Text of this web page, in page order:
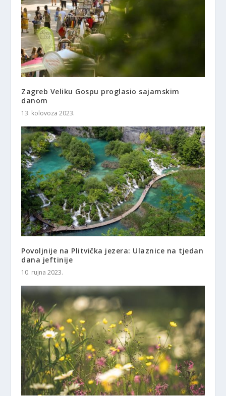
Zagreb Veliku Gospu proglasio sajamskim
danom
13. kolovoza 2023.
Povoljnije na Plitvička jezera: Ulaznice na tjedan
dana jeftinije
10. rujna 2023.